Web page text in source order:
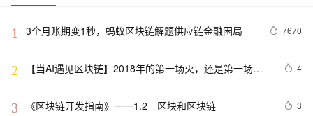
1 3个月账期变1秒，蚂蚁区块链解题供应链金融困局 7670
2
【当AI遇见区块链】2018年的第一场火，还是第一场泡
4
3 《区块链开发指南》一一1.2　区块和区块链 3